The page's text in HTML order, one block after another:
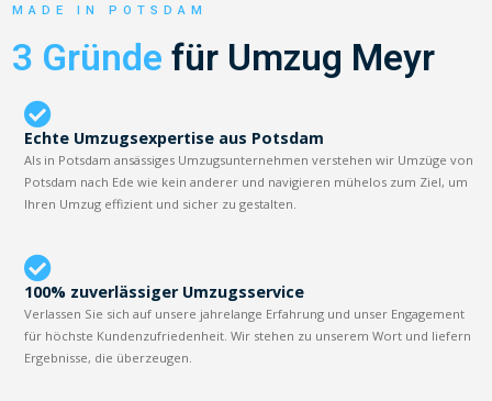
MADE IN POTSDAM
3 Gründe für Umzug Meyr
Echte Umzugsexpertise aus Potsdam
Als in Potsdam ansässiges Umzugsunternehmen verstehen wir Umzüge von
Potsdam nach Ede wie kein anderer und navigieren mühelos zum Ziel, um
Ihren Umzug effizient und sicher zu gestalten.
100% zuverlässiger Umzugsservice
Verlassen Sie sich auf unsere jahrelange Erfahrung und unser Engagement
für höchste Kundenzufriedenheit. Wir stehen zu unserem Wort und liefern
Ergebnisse, die überzeugen.